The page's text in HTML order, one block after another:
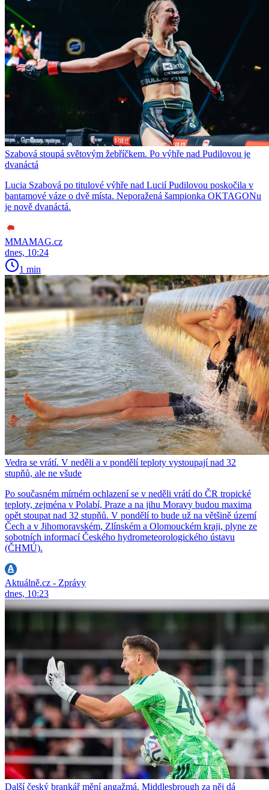
Szabová stoupá světovým žebříčkem. Po výhře nad Pudilovou je
dvanáctá
Lucia Szabová po titulové výhře nad Lucií Pudilovou poskočila v
bantamové váze o dvě místa. Neporažená šampionka OKTAGONu
je nově dvanáctá.
MMAMAG.cz
dnes, 10:24
1 min
Vedra se vrátí. V neděli a v pondělí teploty vystoupají nad 32
stupňů, ale ne všude
Po současném mírném ochlazení se v neděli vrátí do ČR tropické
teploty, zejména v Polabí, Praze a na jihu Moravy budou maxima
opět stoupat nad 32 stupňů. V pondělí to bude už na většině území
Čech a v Jihomoravském, Zlínském a Olomouckém kraji, plyne ze
sobotních informací Českého hydrometeorologického ústavu
(ČHMÚ).
Aktuálně.cz - Zprávy
dnes, 10:23
Další český brankář mění angažmá. Middlesbrough za něj dá